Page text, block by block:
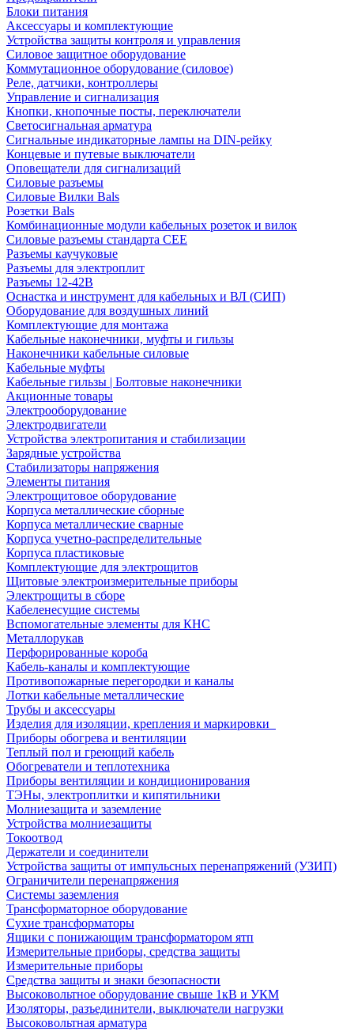
Блоки питания
Аксессуары и комплектующие
Устройства защиты контроля и управления
Силовое защитное оборудование
Коммутационное оборудование (силовое)
Реле, датчики, контроллеры
Управление и сигнализация
Кнопки, кнопочные посты, переключатели
Светосигнальная арматура
Сигнальные индикаторные лампы на DIN-рейку
Концевые и путевые выключатели
Оповещатели для сигнализаций
Силовые разъемы
Силовые Вилки Bals
Розетки Bals
Комбинационные модули кабельных розеток и вилок
Силовые разъемы стандарта CEE
Разъемы каучуковые
Разъемы для электроплит
Разъемы 12-42В
Оснастка и инструмент для кабельных и ВЛ (СИП)
Оборудование для воздушных линий
Комплектующие для монтажа
Кабельные наконечники, муфты и гильзы
Наконечники кабельные силовые
Кабельные муфты
Кабельные гильзы | Болтовые наконечники
Акционные товары
Электрооборудование
Электродвигатели
Устройства электропитания и стабилизации
Зарядные устройства
Стабилизаторы напряжения
Элементы питания
Электрощитовое оборудование
Корпуса металлические сборные
Корпуса металлические сварные
Корпуса учетно-распределительные
Корпуса пластиковые
Комплектующие для электрощитов
Щитовые электроизмерительные приборы
Электрощиты в сборе
Кабеленесущие системы
Вспомогательные элементы для КНС
Металлорукав
Перфорированные короба
Кабель-каналы и комплектующие
Противопожарные перегородки и каналы
Лотки кабельные металлические
Трубы и аксессуары
Изделия для изоляции, крепления и маркировки
Приборы обогрева и вентиляции
Теплый пол и греющий кабель
Обогреватели и теплотехника
Приборы вентиляции и кондиционирования
ТЭНы, электроплитки и кипятильники
Молниезащита и заземление
Устройства молниезащиты
Токоотвод
Держатели и соединители
Устройства защиты от импульсных перенапряжений (УЗИП)
Ограничители перенапряжения
Системы заземления
Трансформаторное оборудование
Сухие трансформаторы
Ящики с понижающим трансформатором ятп
Измерительные приборы, средства защиты
Измерительные приборы
Средства защиты и знаки безопасности
Высоковольтное оборудование свыше 1кВ и УКМ
Изоляторы, разъединители, выключатели нагрузки
Высоковольтная арматура